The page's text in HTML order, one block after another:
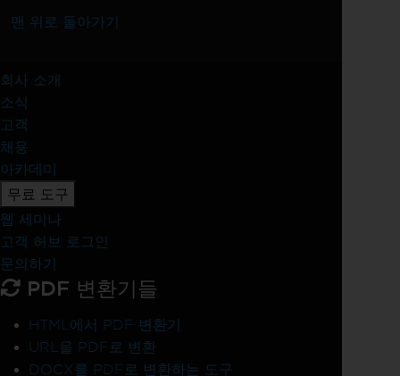
맨 위로 돌아가기
회사 소개
소식
고객
채용
아카데미
무료 도구
웹 세미나
고객 허브 로그인
문의하기
PDF 변환기들
HTML에서 PDF 변환기
URL을 PDF로 변환
DOCX를 PDF로 변환하는 도구